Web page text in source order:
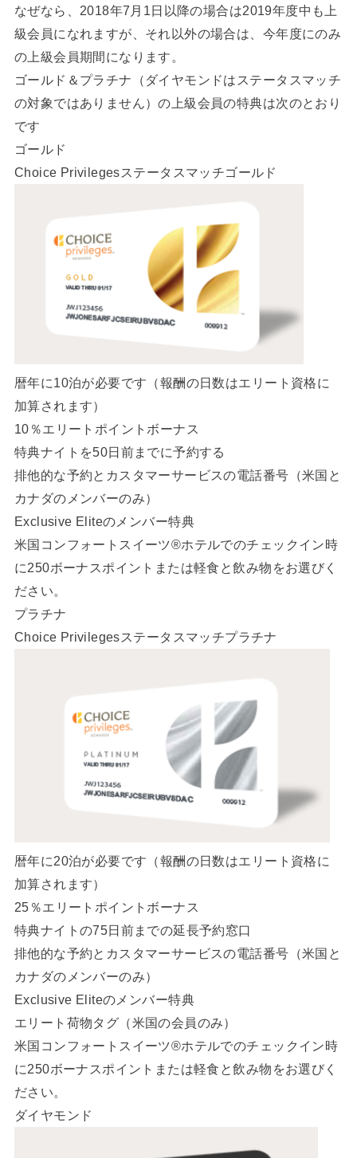
なぜなら、2018年7月1日以降の場合は2019年度中も上
級会員になれますが、それ以外の場合は、今年度にのみ
の上級会員期間になります。
ゴールド＆プラチナ（ダイヤモンドはステータスマッチ
の対象ではありません）の上級会員の特典は次のとおり
です
ゴールド
Choice Privilegesステータスマッチゴールド
暦年に10泊が必要です（報酬の日数はエリート資格に
加算されます）
10％エリートポイントボーナス
特典ナイトを50日前までに予約する
排他的な予約とカスタマーサービスの電話番号（米国と
カナダのメンバーのみ）
Exclusive Eliteのメンバー特典
米国コンフォートスイーツ®ホテルでのチェックイン時
に250ボーナスポイントまたは軽食と飲み物をお選びく
ださい。
プラチナ
Choice Privilegesステータスマッチプラチナ
暦年に20泊が必要です（報酬の日数はエリート資格に
加算されます）
25％エリートポイントボーナス
特典ナイトの75日前までの延長予約窓口
排他的な予約とカスタマーサービスの電話番号（米国と
カナダのメンバーのみ）
Exclusive Eliteのメンバー特典
エリート荷物タグ（米国の会員のみ）
米国コンフォートスイーツ®ホテルでのチェックイン時
に250ボーナスポイントまたは軽食と飲み物をお選びく
ださい。
ダイヤモンド